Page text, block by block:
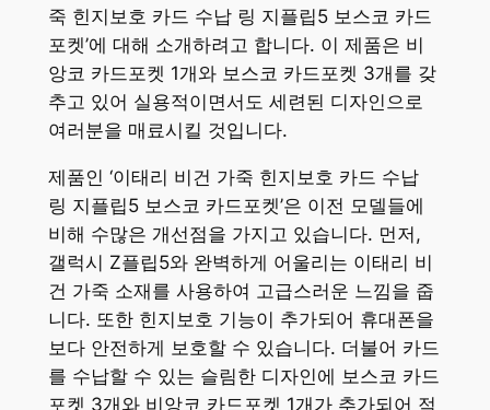
죽 힌지보호 카드 수납 링 지플립5 보스코 카드
포켓’에 대해 소개하려고 합니다. 이 제품은 비
앙코 카드포켓 1개와 보스코 카드포켓 3개를 갖
추고 있어 실용적이면서도 세련된 디자인으로
여러분을 매료시킬 것입니다.
제품인 ‘이태리 비건 가죽 힌지보호 카드 수납
링 지플립5 보스코 카드포켓’은 이전 모델들에
비해 수많은 개선점을 가지고 있습니다. 먼저,
갤럭시 Z플립5와 완벽하게 어울리는 이태리 비
건 가죽 소재를 사용하여 고급스러운 느낌을 줍
니다. 또한 힌지보호 기능이 추가되어 휴대폰을
보다 안전하게 보호할 수 있습니다. 더불어 카드
를 수납할 수 있는 슬림한 디자인에 보스코 카드
포켓 3개와 비앙코 카드포켓 1개가 추가되어 적